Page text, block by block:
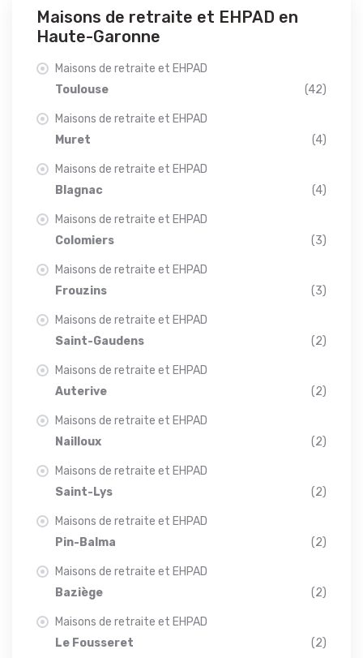
Maisons de retraite et EHPAD en
Haute-Garonne
Maisons de retraite et EHPAD
Toulouse
(42)
Maisons de retraite et EHPAD
Muret
(4)
Maisons de retraite et EHPAD
Blagnac
(4)
Maisons de retraite et EHPAD
Colomiers
(3)
Maisons de retraite et EHPAD
Frouzins
(3)
Maisons de retraite et EHPAD
Saint-Gaudens
(2)
Maisons de retraite et EHPAD
Auterive
(2)
Maisons de retraite et EHPAD
Nailloux
(2)
Maisons de retraite et EHPAD
Saint-Lys
(2)
Maisons de retraite et EHPAD
Pin-Balma
(2)
Maisons de retraite et EHPAD
Baziège
(2)
Maisons de retraite et EHPAD
Le Fousseret
(2)